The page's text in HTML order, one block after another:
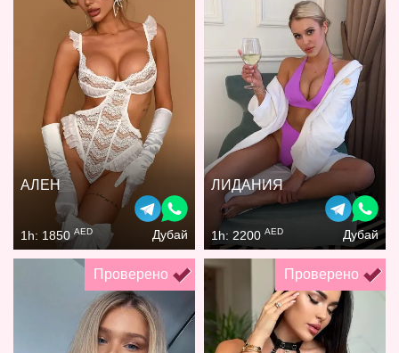
АЛЕН
1h: 1850AED Дубай
ЛИДАНИЯ
1h: 2200 AED Дубай
Проверено Проверено